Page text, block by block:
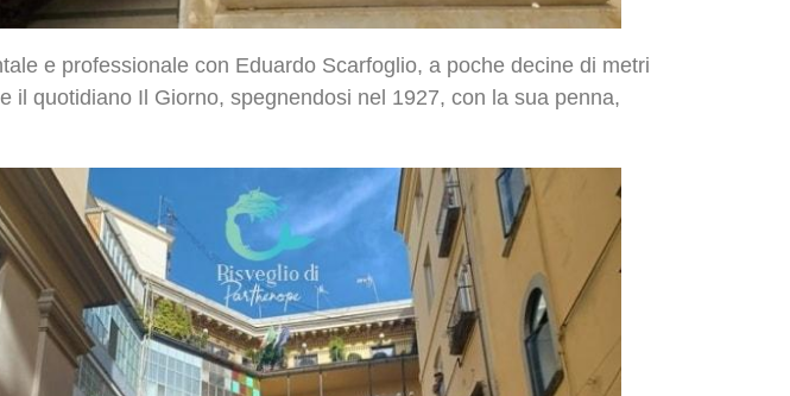
e professionale con Eduardo Scarfoglio, a poche decine di metri
quotidiano Il Giorno, spegnendosi nel 1927, con la sua penna,